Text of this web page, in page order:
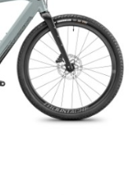
auf alle